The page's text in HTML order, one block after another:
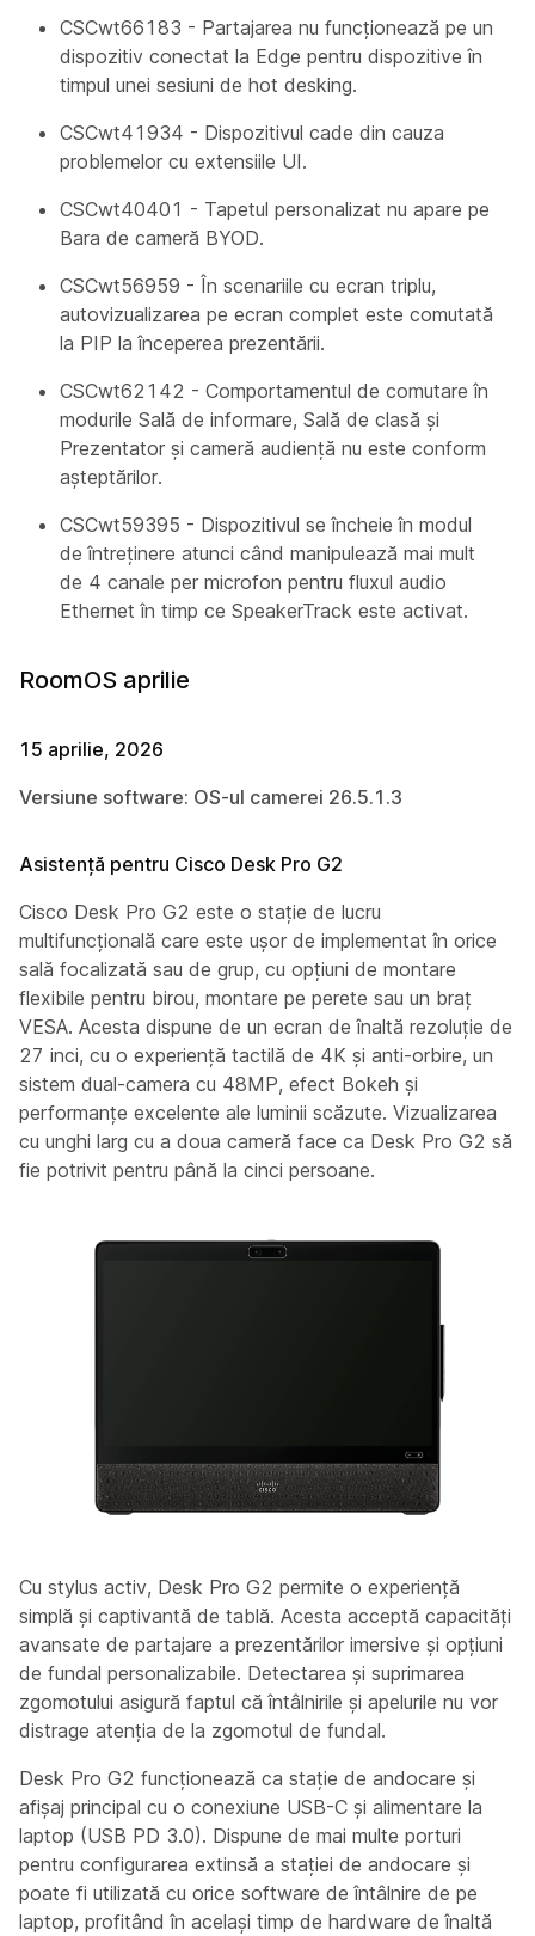
CSCwt66183 - Partajarea nu funcționează pe un
dispozitiv conectat la Edge pentru dispozitive în
timpul unei sesiuni de hot desking.
CSCwt41934 - Dispozitivul cade din cauza
problemelor cu extensiile UI.
CSCwt40401 - Tapetul personalizat nu apare pe
Bara de cameră BYOD.
CSCwt56959 - În scenariile cu ecran triplu,
autovizualizarea pe ecran complet este comutată
la PIP la începerea prezentării.
CSCwt62142 - Comportamentul de comutare în
modurile Sală de informare, Sală de clasă și
Prezentator și cameră audiență nu este conform
așteptărilor.
CSCwt59395 - Dispozitivul se încheie în modul
de întreținere atunci când manipulează mai mult
de 4 canale per microfon pentru fluxul audio
Ethernet în timp ce SpeakerTrack este activat.
RoomOS aprilie
15 aprilie, 2026
Versiune software: OS-ul camerei 26.5.1.3
Asistență pentru Cisco Desk Pro G2
Cisco Desk Pro G2 este o stație de lucru
multifuncțională care este ușor de implementat în orice
sală focalizată sau de grup, cu opțiuni de montare
flexibile pentru birou, montare pe perete sau un braț
VESA. Acesta dispune de un ecran de înaltă rezoluție de
27 inci, cu o experiență tactilă de 4K și anti-orbire, un
sistem dual-camera cu 48MP, efect Bokeh și
performanțe excelente ale luminii scăzute. Vizualizarea
cu unghi larg cu a doua cameră face ca Desk Pro G2 să
fie potrivit pentru până la cinci persoane.
Cu stylus activ, Desk Pro G2 permite o experiență
simplă și captivantă de tablă. Acesta acceptă capacități
avansate de partajare a prezentărilor imersive și opțiuni
de fundal personalizabile. Detectarea și suprimarea
zgomotului asigură faptul că întâlnirile și apelurile nu vor
distrage atenția de la zgomotul de fundal.
Desk Pro G2 funcționează ca stație de andocare și
afișaj principal cu o conexiune USB-C și alimentare la
laptop (USB PD 3.0). Dispune de mai multe porturi
pentru configurarea extinsă a stației de andocare și
poate fi utilizată cu orice software de întâlnire de pe
laptop, profitând în același timp de hardware de înaltă